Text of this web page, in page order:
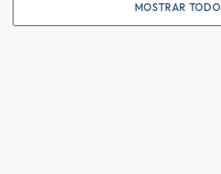
MOSTRAR TODO